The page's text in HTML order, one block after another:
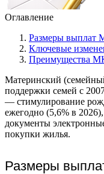
Оглавление
Размеры выплат
Ключевые
Преимущества
Материнский
поддержки семей с
— стимулирование
ежегодно (5,6% в
документы
покупки жилья.
Размеры